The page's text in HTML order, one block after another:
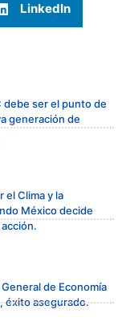
LinkedIn
debe ser el punto de
generación de
el Clima y la
México decide
de Economía
éxito asegurado.